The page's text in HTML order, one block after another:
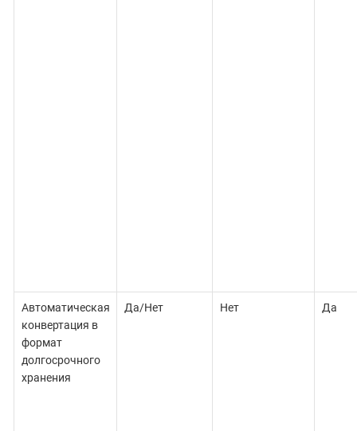
Автоматическая
конвертация в
формат
долгосрочного
хранения
Да/Нет Нет Да